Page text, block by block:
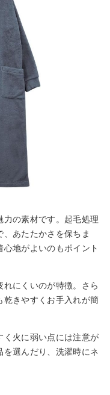
力の素材です。起毛処理
あたたかさを保ちま
地がよいのもポイント
にくいのが特徴。さら
乾きやすくお手入れが簡
く火に弱い点には注意が
を選んだり、洗濯時にネ